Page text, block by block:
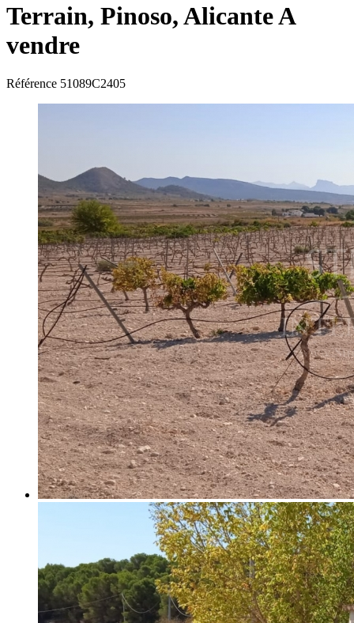
Terrain, Pinoso, AlicanteA
vendre
Référence 51089C2405